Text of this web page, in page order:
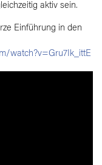
aktiv sein.
Einführung in den
watch?v=Gru7Ik_ittE